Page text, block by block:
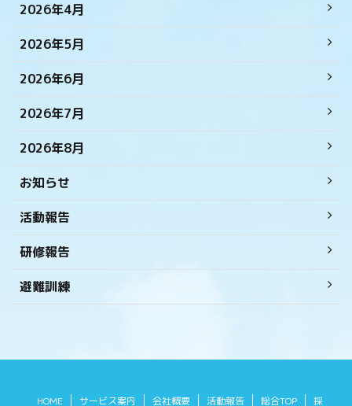
2026年4月
2026年5月
2026年6月
2026年7月
2026年8月
お知らせ
活動報告
研修報告
避難訓練
HOME サービス案内 会社概要 活動報告 総合TOP 採